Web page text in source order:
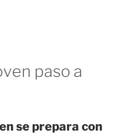
paso a
se prepara con